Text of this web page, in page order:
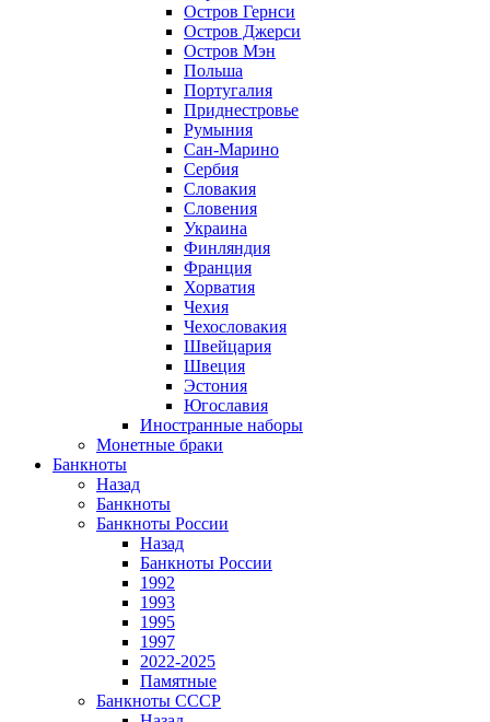
Остров Гернси
Остров Джерси
Остров Мэн
Польша
Португалия
Приднестровье
Румыния
Сан-Марино
Сербия
Словакия
Словения
Украина
Финляндия
Франция
Хорватия
Чехия
Чехословакия
Швейцария
Швеция
Эстония
Югославия
Иностранные наборы
Монетные браки
Банкноты
Назад
Банкноты
Банкноты России
Назад
Банкноты России
1992
1993
1995
1997
2022-2025
Памятные
Банкноты СССР